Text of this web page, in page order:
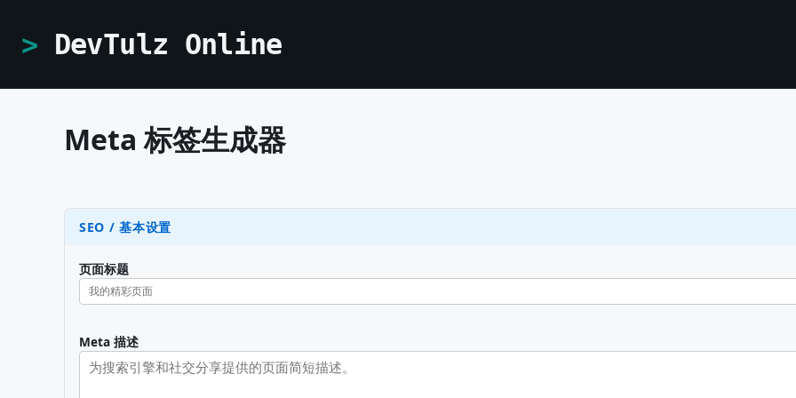
DevTulz Online
Meta 标签生成器
SEO / 基本设置
页面标题
Meta 描述